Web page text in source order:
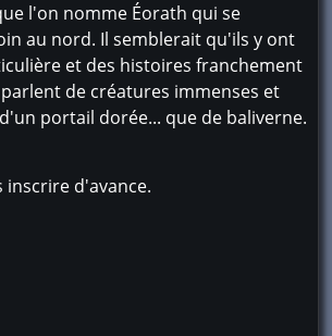
l'on nomme Éorath qui se
au nord. Il semblerait qu'ils y ont
et des histoires franchement
de créatures immenses et
portail dorée... que de baliverne.
inscrire d'avance.